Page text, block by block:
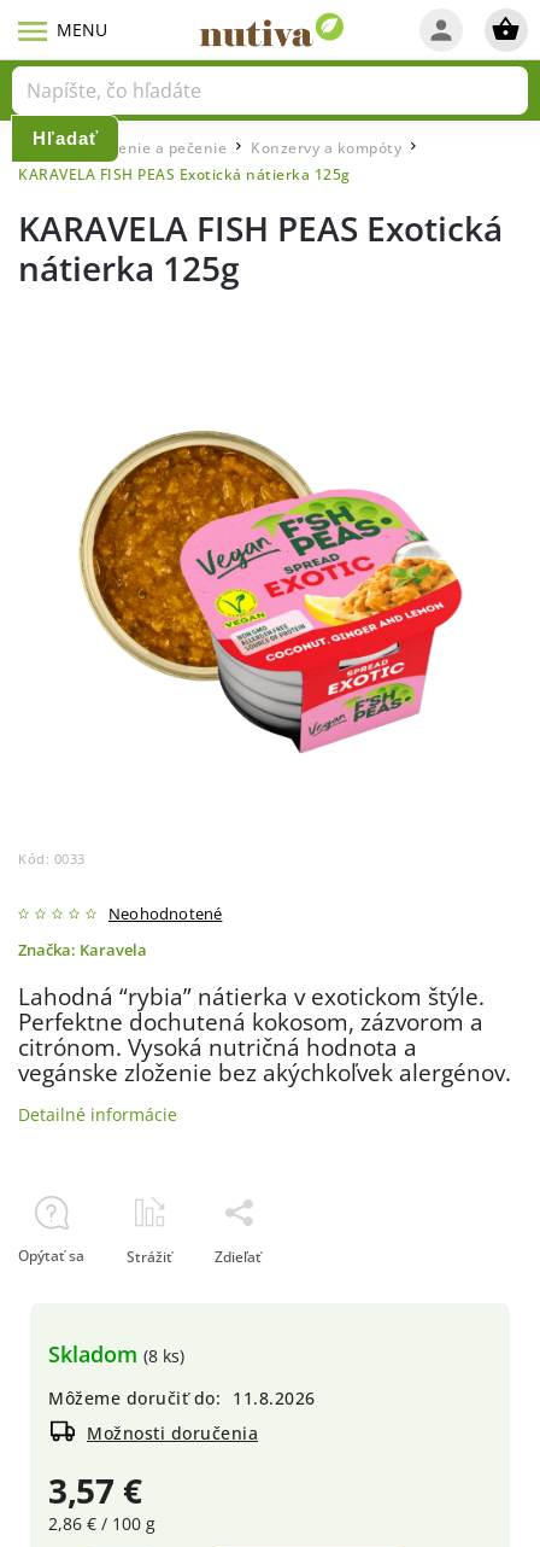
Hľadať
Domov / Varenie a pečenie / Konzervy a kompóty /
KARAVELA FISH PEAS Exotická nátierka 125g
KARAVELA FISH PEAS Exotická
nátierka 125g
Kód: 0033
Neohodnotené
Značka: Karavela
3,57 €
2,86 € / 100 g
Skladom (8 ks)
Môžeme doručiť do:
11.8.2026
Možnosti doručenia
Lahodná “rybia” nátierka v exotickom štýle.
Perfektne dochutená kokosom, zázvorom a
citrónom. Vysoká nutričná hodnota a
vegánske zloženie bez akýchkoľvek alergénov.
Detailné informácie
Opýtať sa Strážiť Zdieľať